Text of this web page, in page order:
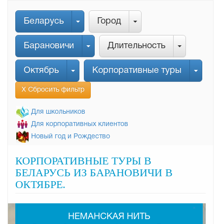
Беларусь Город
Барановичи Длительность
Октябрь Корпоративные туры
Х Сбросить фильтр
Для школьников
Для корпоративных клиентов
Новый год и Рождество
КОРПОРАТИВНЫЕ ТУРЫ В
БЕЛАРУСЬ ИЗ БАРАНОВИЧИ В
ОКТЯБРЕ.
НЕМАНСКАЯ НИТЬ
-